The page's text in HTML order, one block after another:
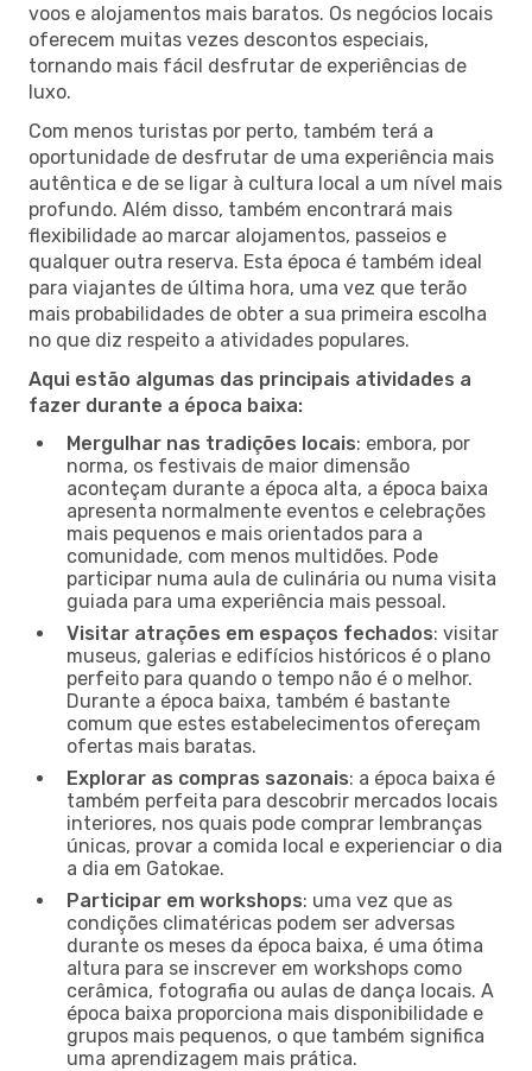
voos e alojamentos mais baratos. Os negócios locais
oferecem muitas vezes descontos especiais,
tornando mais fácil desfrutar de experiências de
luxo.
Com menos turistas por perto, também terá a
oportunidade de desfrutar de uma experiência mais
autêntica e de se ligar à cultura local a um nível mais
profundo. Além disso, também encontrará mais
flexibilidade ao marcar alojamentos, passeios e
qualquer outra reserva. Esta época é também ideal
para viajantes de última hora, uma vez que terão
mais probabilidades de obter a sua primeira escolha
no que diz respeito a atividades populares.
Aqui estão algumas das principais atividades a
fazer durante a época baixa:
Mergulhar nas tradições locais: embora, por
norma, os festivais de maior dimensão
aconteçam durante a época alta, a época baixa
apresenta normalmente eventos e celebrações
mais pequenos e mais orientados para a
comunidade, com menos multidões. Pode
participar numa aula de culinária ou numa visita
guiada para uma experiência mais pessoal.
Visitar atrações em espaços fechados: visitar
museus, galerias e edifícios históricos é o plano
perfeito para quando o tempo não é o melhor.
Durante a época baixa, também é bastante
comum que estes estabelecimentos ofereçam
ofertas mais baratas.
Explorar as compras sazonais: a época baixa é
também perfeita para descobrir mercados locais
interiores, nos quais pode comprar lembranças
únicas, provar a comida local e experienciar o dia
a dia em Gatokae.
Participar em workshops: uma vez que as
condições climatéricas podem ser adversas
durante os meses da época baixa, é uma ótima
altura para se inscrever em workshops como
cerâmica, fotografia ou aulas de dança locais. A
época baixa proporciona mais disponibilidade e
grupos mais pequenos, o que também significa
uma aprendizagem mais prática.